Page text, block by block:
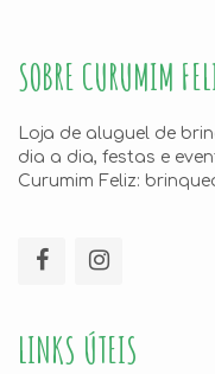
SOBRE CURUMIM
Loja de aluguel de
dia a dia, festas e
Curumim Feliz:
LINKS ÚTEIS